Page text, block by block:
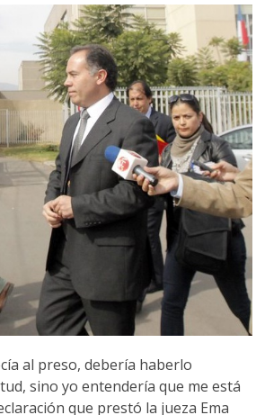
al preso, debería haberlo
sino yo entendería que me está
que prestó la jueza Ema